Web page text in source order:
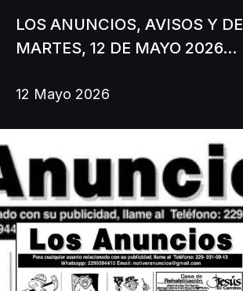
LOS ANUNCIOS, AVISOS Y
MARTES, 12 DE MAYO 2026...
12 Mayo 2026